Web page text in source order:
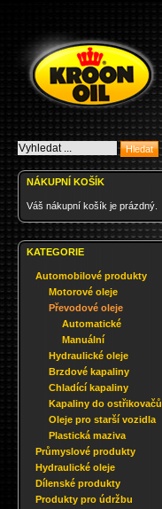
NÁKUPNÍ KOŠÍK
Váš nákupní košík je prázdný.
KATEGORIE
Automobilové produkty
Motorové oleje
Převodové oleje
Automatické
Manuální
Hydraulické oleje
Brzdové kapaliny
Chladící kapaliny
Kapaliny do ostřikovačů
Oleje pro starší vozidla
Plastická maziva
Průmyslové produkty
Hydraulické oleje
Dílenské produkty
Produkty pro údržbu